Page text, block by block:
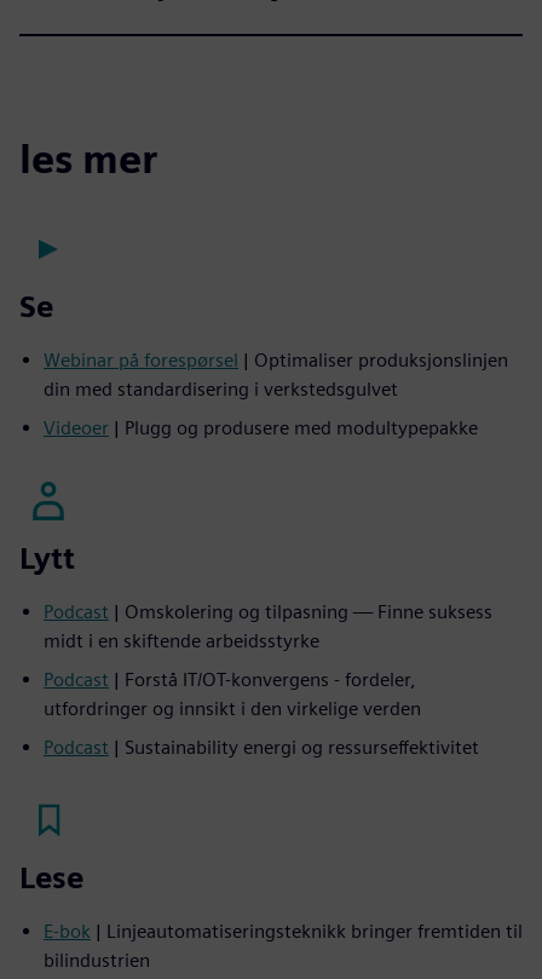
les mer
Se
Webinar på forespørsel | Optimaliser produksjonslinjen
din med standardisering i verkstedsgulvet
Videoer | Plugg og produsere med modultypepakke
Lytt
Podcast | Omskolering og tilpasning — Finne suksess
midt i en skiftende arbeidsstyrke
Podcast | Forstå IT/OT-konvergens - fordeler,
utfordringer og innsikt i den virkelige verden
Podcast | Sustainability energi og ressurseffektivitet
Lese
E-bok | Linjeautomatiseringsteknikk bringer fremtiden til
bilindustrien